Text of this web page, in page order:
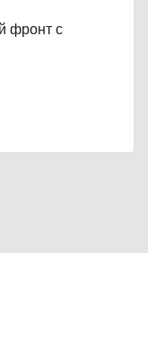
фронт с